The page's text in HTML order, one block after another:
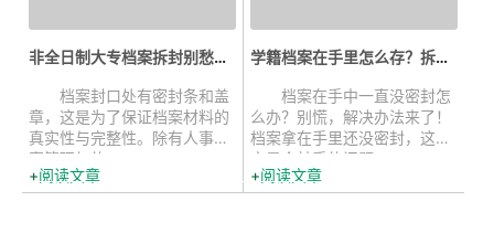
非全日制大专档案拆封别愁，这样处...
档案封口处有密封条和盖
章，这是为了保证档案材料的
真实性与完整性。除有人事档
案管理权的...
阅读文章
学籍档案在手里怎么存？拆封激活方...
档案在手中一直没密封怎
么办？别慌，解决办法来了！
档案拿在手里还没密封，这确
实是个棘手的问题，...
阅读文章